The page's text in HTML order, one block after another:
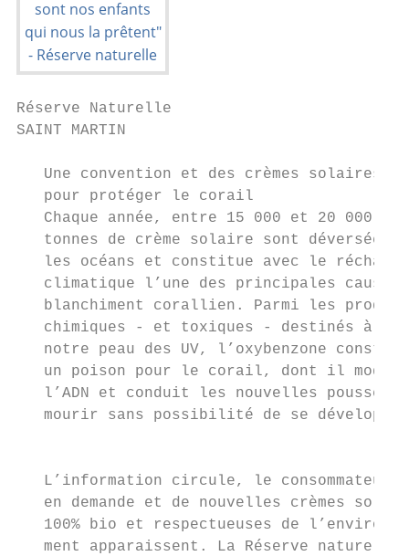
Réserve Naturelle
SAINT MARTIN
   Une convention et des crèmes solaires
   pour protéger le corail
Chaque année, entre 15 000 et 20 000
tonnes de crème solaire sont déversées
les océans et constitue avec le
climatique l’une des principales
blanchiment corallien. Parmi les
chimiques - et toxiques - destinés à
notre peau des UV, l’oxybenzone
un poison pour le corail, dont il
l’ADN et conduit les nouvelles pousses
mourir sans possibilité de se
L’information circule, le consommateur
en demande et de nouvelles crèmes
100% bio et respectueuses de
ment apparaissent. La Réserve